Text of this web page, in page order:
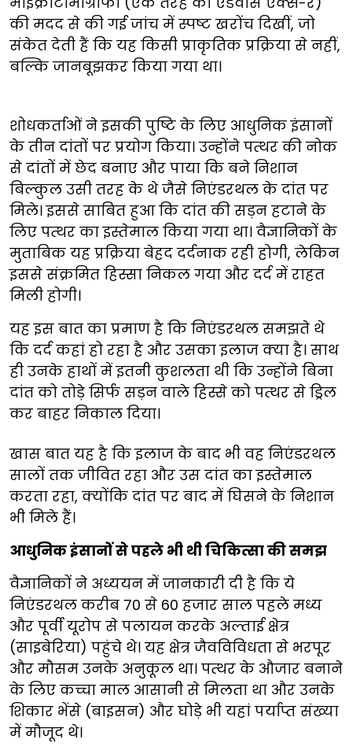
की मदद से की गई जांच में स्पष्ट खरोंच दिखीं, जो
संकेत देती हैं कि यह किसी प्राकृतिक प्रक्रिया से नहीं,
बल्कि जानबूझकर किया गया था।
शोधकर्ताओं ने इसकी पुष्टि के लिए आधुनिक इंसानों
के तीन दांतों पर प्रयोग किया। उन्होंने पत्थर की नोक
से दांतों में छेद बनाए और पाया कि बने निशान
बिल्कुल उसी तरह के थे जैसे निएंडरथल के दांत पर
मिले। इससे साबित हुआ कि दांत की सड़न हटाने के
लिए पत्थर का इस्तेमाल किया गया था। वैज्ञानिकों के
मुताबिक यह प्रक्रिया बेहद दर्दनाक रही होगी, लेकिन
इससे संक्रमित हिस्सा निकल गया और दर्द में राहत
मिली होगी।
यह इस बात का प्रमाण है कि निएंडरथल समझते थे
कि दर्द कहां हो रहा है और उसका इलाज क्या है। साथ
ही उनके हाथों में इतनी कुशलता थी कि उन्होंने बिना
दांत को तोड़े सिर्फ सड़न वाले हिस्से को पत्थर से ड्रिल
कर बाहर निकाल दिया।
खास बात यह है कि इलाज के बाद भी वह निएंडरथल
सालों तक जीवित रहा और उस दांत का इस्तेमाल
करता रहा, क्योंकि दांत पर बाद में घिसने के निशान
भी मिले हैं।
आधुनिक इंसानों से पहले भी थी चिकित्सा की समझ
वैज्ञानिकों ने अध्ययन में जानकारी दी है कि ये
निएंडरथल करीब 70 से 60 हजार साल पहले मध्य
और पूर्वी यूरोप से पलायन करके अल्ताई क्षेत्र
(साइबेरिया) पहुंचे थे। यह क्षेत्र जैवविविधता से भरपूर
और मौसम उनके अनुकूल था। पत्थर के औजार बनाने
के लिए कच्चा माल आसानी से मिलता था और उनके
शिकार भेंसे (बाइसन) और घोड़े भी यहां पर्याप्त संख्या
में मौजूद थे।